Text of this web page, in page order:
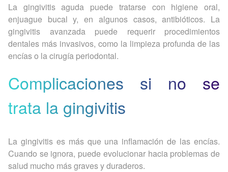
La gingivitis aguda puede tratarse con higiene oral,
enjuague bucal y, en algunos casos, antibióticos. La
gingivitis avanzada puede requerir procedimientos
dentales más invasivos, como la limpieza profunda de las
encías o la cirugía periodontal.
Complicaciones si no se
trata la gingivitis
La gingivitis es más que una inflamación de las encías.
Cuando se ignora, puede evolucionar hacia problemas de
salud mucho más graves y duraderos.